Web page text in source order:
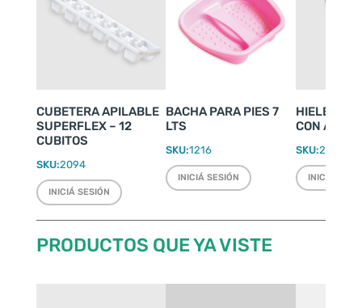
CUBETERA APILABLE
SUPERFLEX – 12
CUBITOS
SKU:2094
INICIÁ SESIÓN
BACHA PARA PIES 7
LTS
SKU:1216
INICIÁ SESIÓN
HIELERA
CON ASAS
SKU:2291
INICIÁ
PRODUCTOS QUE YA VISTE